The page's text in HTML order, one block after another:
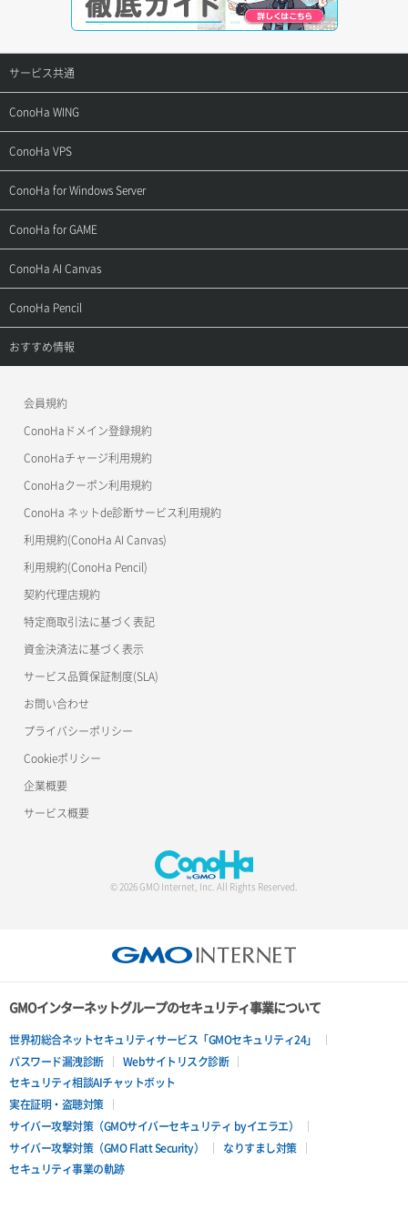
サービス共通
サポートトップ
ご契約・お支払い
用語集
お問い合わせ
ConoHa WING
サポートトップ
ご利用ガイド
お乗り換えガイド
よくある質問
ConoHa VPS
サポートトップ
ご利用ガイド
APIドキュメントVPS2.0
APIドキュメントVPS3.0
ConoHa for Windows Server
サポートトップ
ご利用ガイド
APIドキュメントVPS2.0
APIドキュメントVPS3.0
ConoHa for GAME
サポートトップ
ご利用ガイド
ConoHa AI Canvas
サポートトップ
ご利用ガイド
ConoHa Pencil
サポートトップ
おすすめ情報
美雲このは徹底ガイド
会員規約
ConoHaドメイン登録規約
ConoHaチャージ利用規約
ConoHaクーポン利用規約
ConoHa ネットde診断サービス利用規約
利用規約(ConoHa AI Canvas)
利用規約(ConoHa Pencil)
契約代理店規約
特定商取引法に基づく表記
資金決済法に基づく表示
サービス品質保証制度(SLA)
お問い合わせ
プライバシーポリシー
Cookieポリシー
企業概要
サービス概要
© 2026 GMO Internet, Inc. All Rights Reserved.
GMOインターネットグループのセキュリティ事業について
世界初総合ネットセキュリティサービス「GMOセキュリティ24」
パスワード漏洩診断
Webサイトリスク診断
セキュリティ相談AIチャットボット
実在証明・盗聴対策
サイバー攻撃対策（GMOサイバーセキュリティ byイエラエ）
サイバー攻撃対策（GMO Flatt Security）
なりすまし対策
セキュリティ事業の軌跡